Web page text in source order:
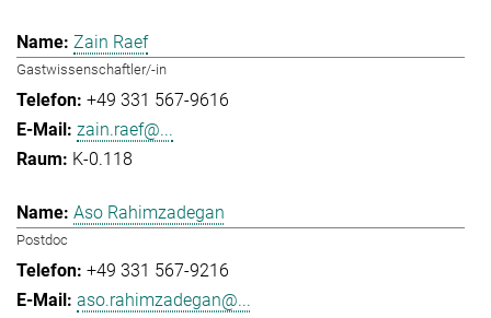
Zain Raef
Gastwissenschaftler/-in
+49 331 567-9616
zain.raef@...
K-0.118
Aso Rahimzadegan
Postdoc
+49 331 567-9216
aso.rahimzadegan@...